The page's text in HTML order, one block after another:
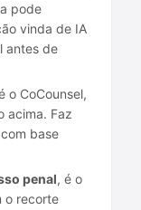
pode
vinda de IA
antes de
o CoCounsel,
acima. Faz
base
penal, é o
o recorte